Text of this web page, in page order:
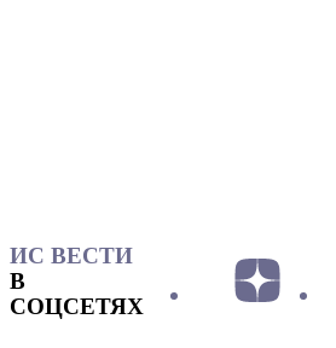
ИС ВЕСТИ
В
СОЦСЕТЯХ